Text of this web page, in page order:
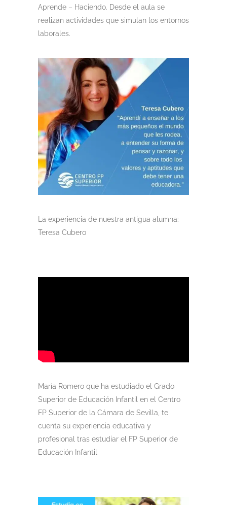
Aprende – Haciendo. Desde el aula se
realizan actividades que simulan los entornos
laborales.
La experiencia de nuestra antigua alumna:
Teresa Cubero
María Romero que ha estudiado el Grado
Superior de Educación Infantil en el Centro
FP Superior de la Cámara de Sevilla, te
cuenta su experiencia educativa y
profesional tras estudiar el FP Superior de
Educación Infantil